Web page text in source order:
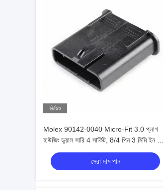
ভিডিও
Molex 90142-0040 Micro-Fit 3.0 প্লাগ
হাউজিং ডুয়াল সারি 4 সার্কিট, 8/4 পিন 3 মিমি ইন স্টক
90142-0040
সেরা দাম পান